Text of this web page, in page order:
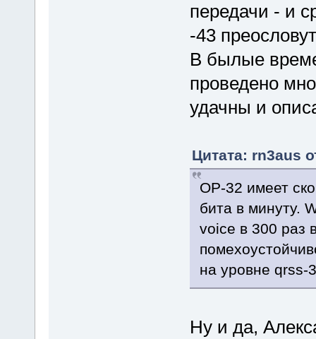
передачи - и
-43
В былые
проведено
удачны и
Цитата: rn3aus
OP-32 имеет
бита в минуту.
voice в 300 раз
на уровне qrss-
Ну и да,